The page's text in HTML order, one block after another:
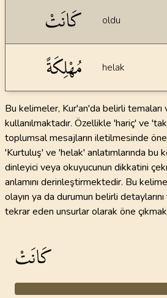
كَانَتْ oldu
مُهْلِكَةً helak
Bu kelimeler, Kur'an'da belirli temaları
kullanılmaktadır. Özellikle 'hariç' ve
toplumsal mesajların iletilmesinde
'Kurtuluş' ve 'helak' anlatımlarında bu
dinleyici veya okuyucunun dikkatini
anlamını derinleştirmektedir. Bu
olayın ya da durumun belirli
tekrar eden unsurlar olarak öne
كَانَتْ